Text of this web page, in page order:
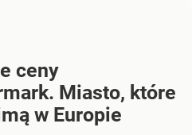
ceny
Miasto, które
w Europie